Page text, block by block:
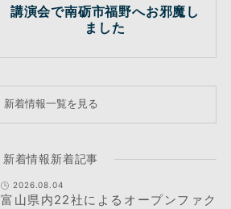
講演会で南砺市福野へお邪魔し
ました
新着情報一覧を見る
新着情報新着記事
2026.08.04
富山県内22社によるオープンファク